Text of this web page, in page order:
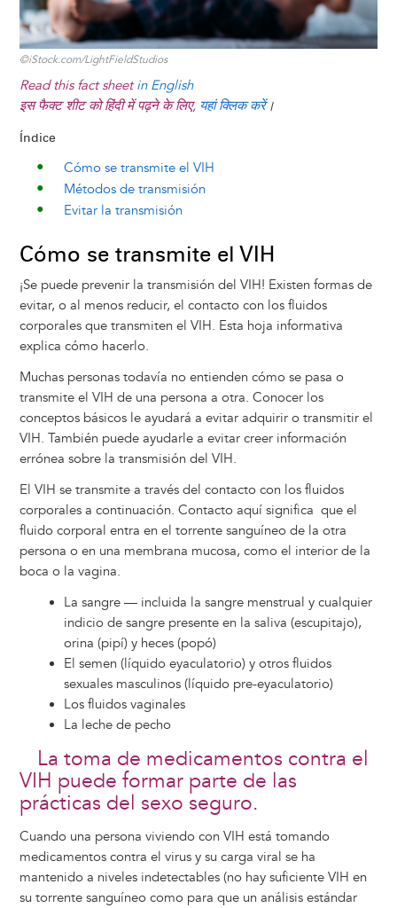
©iStock.com/LightFieldStudios
Read this fact sheet in English
इस फैक्ट शीट को हिंदी में पढ़ने के लिए, यहां क्लिक करें।
Índice
Cómo se transmite el VIH
Métodos de transmisión
Evitar la transmisión
Cómo se transmite el VIH
¡Se puede prevenir la transmisión del VIH! Existen formas de
evitar, o al menos reducir, el contacto con los fluidos
corporales que transmiten el VIH. Esta hoja informativa
explica cómo hacerlo.
Muchas personas todavía no entienden cómo se pasa o
transmite el VIH de una persona a otra. Conocer los
conceptos básicos le ayudará a evitar adquirir o transmitir el
VIH. También puede ayudarle a evitar creer información
errónea sobre la transmisión del VIH.
El VIH se transmite a través del contacto con los fluidos
corporales a continuación. Contacto aquí significa que el
fluido corporal entra en el torrente sanguíneo de la otra
persona o en una membrana mucosa, como el interior de la
boca o la vagina.
La sangre — incluida la sangre menstrual y cualquier
indicio de sangre presente en la saliva (escupitajo),
orina (pipí) y heces (popó)
El semen (líquido eyaculatorio) y otros fluidos
sexuales masculinos (líquido pre-eyaculatorio)
Los fluidos vaginales
La leche de pecho
La toma de medicamentos contra el
VIH puede formar parte de las
prácticas del sexo seguro.
Cuando una persona viviendo con VIH está tomando
medicamentos contra el virus y su carga viral se ha
mantenido a niveles indetectables (no hay suficiente VIH en
su torrente sanguíneo como para que un análisis estándar